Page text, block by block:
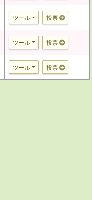
ツール 投票
ツール 投票
ツール 投票